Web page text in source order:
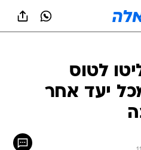
לטוס
יעד אחר